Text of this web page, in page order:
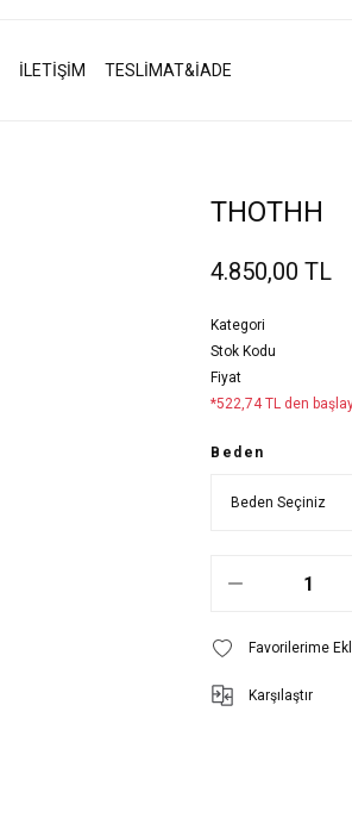
İLETİŞİM TESLİMAT&İADE
THOTHH
4.850,00 TL
Kategori
Stok Kodu
Fiyat
*522,74 TL den
Beden
Karşılaştır